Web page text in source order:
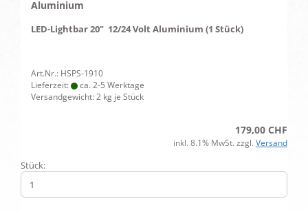
Aluminium
LED-Lightbar 20" 12/24 Volt Aluminium (1 Stück)
Art.Nr.: HSPS-1910
Lieferzeit:
ca. 2-5 Werktage
Versandgewicht:2 kg je Stück
179,00 CHF
inkl. 8.1% MwSt. zzgl. Versand
Stück: